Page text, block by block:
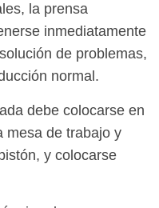
la prensa
inmediatamente
de problemas,
normal.
debe colocarse en
mesa de trabajo y
y colocarse